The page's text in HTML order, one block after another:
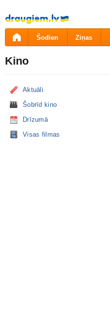
Pāriet
uz
saturu
Šodien Ziņas
Kino
Aktuāli
Šobrīd kino
Drīzumā
Visas filmas